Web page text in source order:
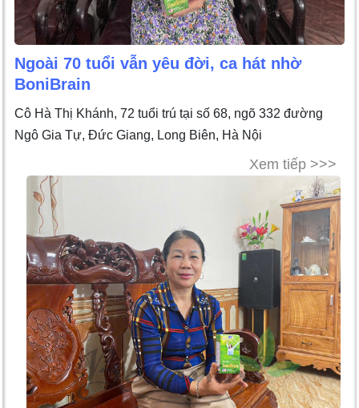
Ngoài 70 tuổi vẫn yêu đời, ca hát nhờ
BoniBrain
Cô Hà Thị Khánh, 72 tuổi trú tại số 68, ngõ 332 đường
Ngô Gia Tự, Đức Giang, Long Biên, Hà Nội
Xem tiếp >>>